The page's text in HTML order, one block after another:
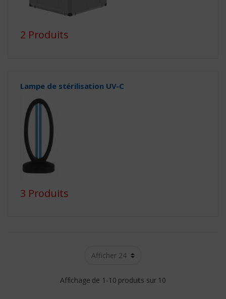
2 Produits
Lampe de stérilisation UV-C
3 Produits
Affichage de 1-10 produits sur 10